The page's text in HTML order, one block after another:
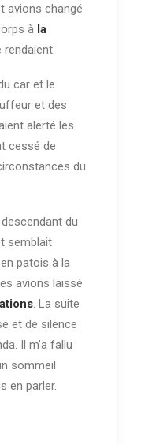
avions changé
à la
rendaient.
car et le
et des
alerté les
cessé de
du
du
semblait
patois à la
avions laissé
. La suite
et de silence
Il m’a fallu
sommeil
en parler.